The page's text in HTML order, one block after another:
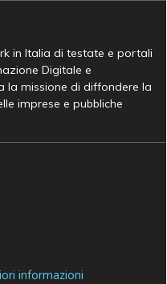
in Italia di testate e portali
Digitale e
la missione di diffondere la
imprese e pubbliche
informazioni